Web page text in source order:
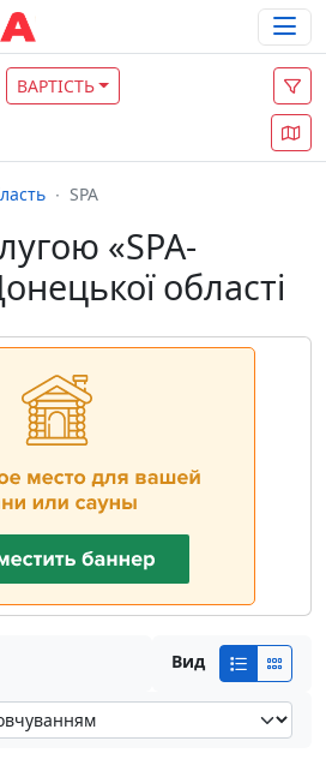
ВАРТІСТЬ
SPA
«SPA-
області
Вид